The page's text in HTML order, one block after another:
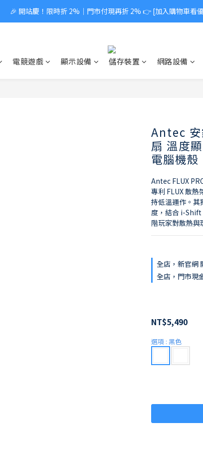
🎉 開站慶！限時折 2%｜門市付現再折 2% 👉 [加入購物車看
電競遊戲 顯示設備 儲存裝置 網路設備
Antec 安
扇 溫度
電腦機殼
Antec FLUX
專利 FLUX 散熱
持低溫運作。其
度，結合 i-Shift
階玩家對散熱與
全店，新官網
全店，門市現
NT$5,490
選項 : 黑色